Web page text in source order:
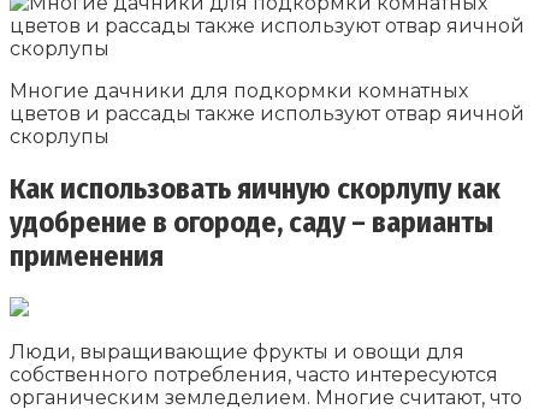
Многие дачники для подкормки комнатных
цветов и рассады также используют отвар яичной
скорлупы
Как использовать яичную скорлупу как
удобрение в огороде, саду – варианты
применения
Люди, выращивающие фрукты и овощи для
собственного потребления, часто интересуются
органическим земледелием. Многие считают, что